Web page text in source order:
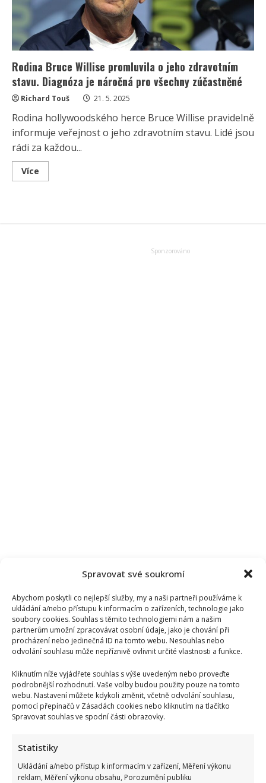
Spravovat své soukromí
Abychom poskytli co nejlepší služby, my a naši partneři používáme k
ukládání a/nebo přístupu k informacím o zařízeních, technologie jako
soubory cookies. Souhlas s těmito technologiemi nám a našim
partnerům umožní zpracovávat osobní údaje, jako je chování při
procházení nebo jedinečná ID na tomto webu. Nesouhlas nebo
odvolání souhlasu může nepříznivě ovlivnit určité vlastnosti a funkce.
Kliknutím níže vyjádřete souhlas s výše uvedeným nebo proveďte
podrobnější rozhodnutí. Vaše volby budou použity pouze na tomto
webu. Nastavení můžete kdykoli změnit, včetně odvolání souhlasu,
pomocí přepínačů v Zásadách cookies nebo kliknutím na tlačítko
Spravovat souhlas ve spodní části obrazovky.
Statistiky
Ukládání a/nebo přístup k informacím v zařízení, Měření výkonu
reklam, Měření výkonu obsahu, Porozumění publiku
Rodina Bruce Willise promluvila o jeho zdravotním
stavu. Diagnóza je náročná pro všechny zúčastněné
Richard Touš 21. 5. 2025
Rodina hollywoodského herce Bruce Willise pravidelně
informuje veřejnost o jeho zdravotním stavu. Lidé jsou
rádi za každou...
Více
more
Test znalostí pro Husákovy děti: 10 otázek o životě za
normalizace ukáže, kdo má dobrou paměť